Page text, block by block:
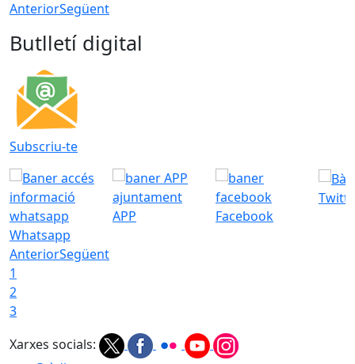
AnteriorSegüent
Butlletí digital
Subscriu-te
Whatsapp
APP Facebook
AnteriorSegüent
1
2
3
Xarxes socials: